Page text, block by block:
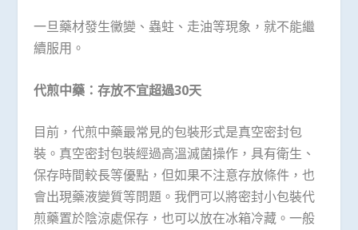
一旦藥材發生黴變、蟲蛀、走油等現象，就不能繼
續服用。
代煎中藥：存放不宜超過30天
目前，代煎中藥最常見的包裝形式是真空密封包
裝。真空密封包裝經過高溫滅菌操作，具有衛生、
保存時間較長等優點，但如果不注意存放條件，也
會出現藥液變質等問題。我們可以將密封小包裝代
煎藥置於陰涼處保存，也可以放在冰箱冷藏。一般